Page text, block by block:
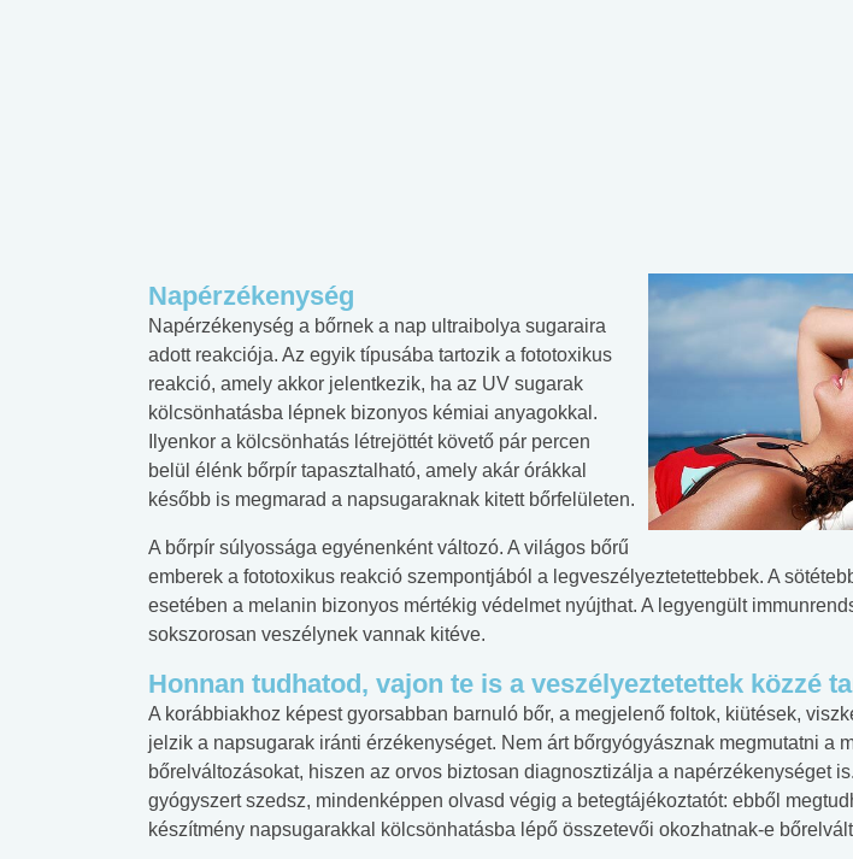
Napérzékenység
Napérzékenység a bőrnek a nap ultraibolya sugaraira
adott reakciója. Az egyik típusába tartozik a fototoxikus
reakció, amely akkor jelentkezik, ha az UV sugarak
kölcsönhatásba lépnek bizonyos kémiai anyagokkal.
Ilyenkor a kölcsönhatás létrejöttét követő pár percen
belül élénk bőrpír tapasztalható, amely akár órákkal
később is megmarad a napsugaraknak kitett bőrfelületen.
A bőrpír súlyossága egyénenként változó. A világos bőrű
emberek a fototoxikus reakció szempontjából a legveszélyeztetettebbek. A
esetében a melanin bizonyos mértékig védelmet nyújthat. A legyengült
sokszorosan veszélynek vannak kitéve.
Honnan tudhatod, vajon te is a veszélyeztetettek közzé
A korábbiakhoz képest gyorsabban barnuló bőr, a megjelenő foltok, kiütések,
jelzik a napsugarak iránti érzékenységet. Nem árt bőrgyógyásznak megmutatni a
bőrelváltozásokat, hiszen az orvos biztosan diagnosztizálja a napérzékenységet
gyógyszert szedsz, mindenképpen olvasd végig a betegtájékoztatót: ebből
készítmény napsugarakkal kölcsönhatásba lépő összetevői okozhatnak-e